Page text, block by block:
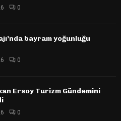
0
bayram yoğunluğu
0
Ersoy Turizm Gündemini
0